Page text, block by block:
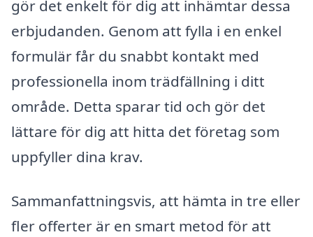
gör det enkelt för dig att inhämtar dessa
erbjudanden. Genom att fylla i en enkel
formulär får du snabbt kontakt med
professionella inom trädfällning i ditt
område. Detta sparar tid och gör det
lättare för dig att hitta det företag som
uppfyller dina krav.
Sammanfattningsvis, att hämta in tre eller
fler offerter är en smart metod för att